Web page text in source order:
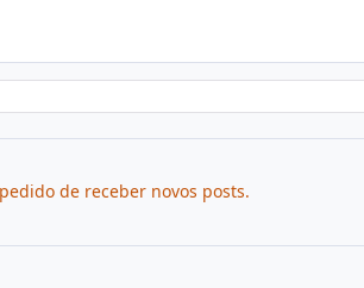
de receber novos posts.